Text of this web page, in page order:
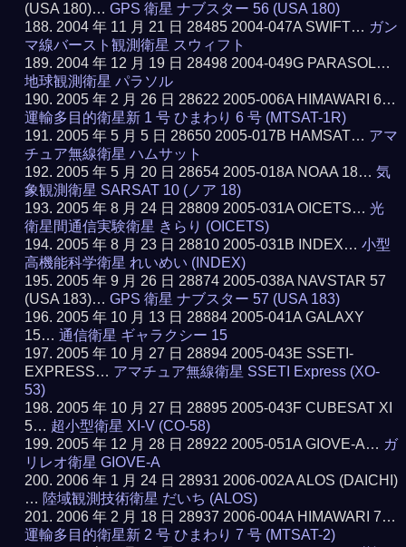
(USA 180)…GPS 衛星 ナブスター 56 (USA 180)
2004 年 11 月 21 日 28485 2004-047A SWIFT… ガン
マ線バースト観測衛星 スウィフト
2004 年 12 月 19 日 28498 2004-049G PARASOL…
地球観測衛星 パラソル
2005 年 2 月 26 日 28622 2005-006A HIMAWARI 6…
運輸多目的衛星新 1 号 ひまわり 6 号 (MTSAT-1R)
2005 年 5 月 5 日 28650 2005-017B HAMSAT… アマ
チュア無線衛星 ハムサット
2005 年 5 月 20 日 28654 2005-018A NOAA 18…気
象観測衛星 SARSAT 10 (ノア 18)
2005 年 8 月 24 日 28809 2005-031A OICETS…光
衛星間通信実験衛星 きらり (OICETS)
2005 年 8 月 23 日 28810 2005-031B INDEX…小型
高機能科学衛星 れいめい (INDEX)
2005 年 9 月 26 日 28874 2005-038A NAVSTAR 57
(USA 183)…GPS 衛星 ナブスター 57 (USA 183)
2005 年 10 月 13 日 28884 2005-041A GALAXY
15…通信衛星 ギャラクシー 15
2005 年 10 月 27 日 28894 2005-043E SSETI-
EXPRESS… アマチュア無線衛星 SSETI Express (XO-
53)
2005 年 10 月 27 日 28895 2005-043F CUBESAT XI
5… 超小型衛星 XI-V (CO-58)
2005 年 12 月 28 日 28922 2005-051A GIOVE-A… ガ
リレオ衛星 GIOVE-A
2006 年 1 月 24 日 28931 2006-002A ALOS (DAICHI)
… 陸域観測技術衛星 だいち (ALOS)
2006 年 2 月 18 日 28937 2006-004A HIMAWARI 7…
運輸多目的衛星新 2 号 ひまわり 7 号 (MTSAT-2)